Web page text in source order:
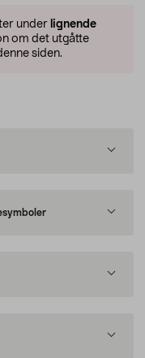
under lignende
om det utgåtte
siden.